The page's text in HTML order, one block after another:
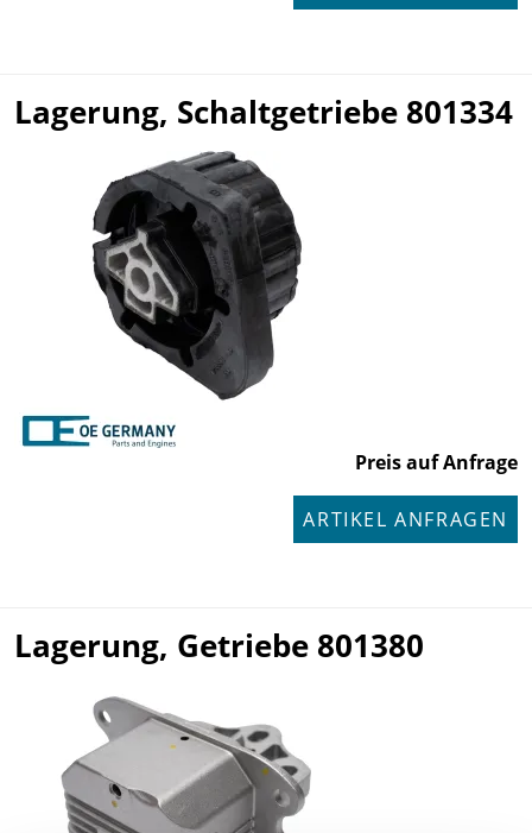
Lagerung, Schaltgetriebe 801334
Preis auf Anfrage
ARTIKEL ANFRAGEN
Lagerung, Getriebe 801380